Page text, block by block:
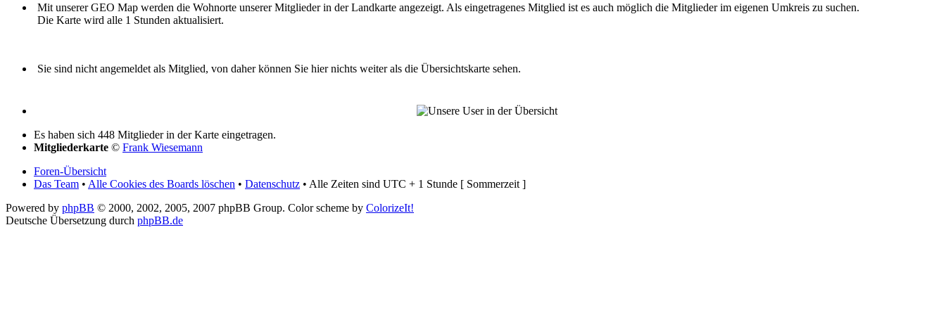
Mit unserer GEO Map werden die Wohnorte unserer Mitglieder in der Landkarte angezeigt. Als eingetragenes Mitglied ist es auch möglich die Mitglieder im eigenen Umkreis zu suchen.
Die Karte wird alle 1 Stunden aktualisiert.
Sie sind nicht angemeldet als Mitglied, von daher können Sie hier nichts weiter als die Übersichtskarte sehen.
Es haben sich 448 Mitglieder in der Karte eingetragen.
Mitgliederkarte © Frank Wiesemann
Foren-Übersicht
Das Team • Alle Cookies des Boards löschen • Datenschutz • Alle Zeiten sind UTC + 1 Stunde [ Sommerzeit ]
Powered by phpBB © 2000, 2002, 2005, 2007 phpBB Group. Color scheme by ColorizeIt!
Deutsche Übersetzung durch phpBB.de